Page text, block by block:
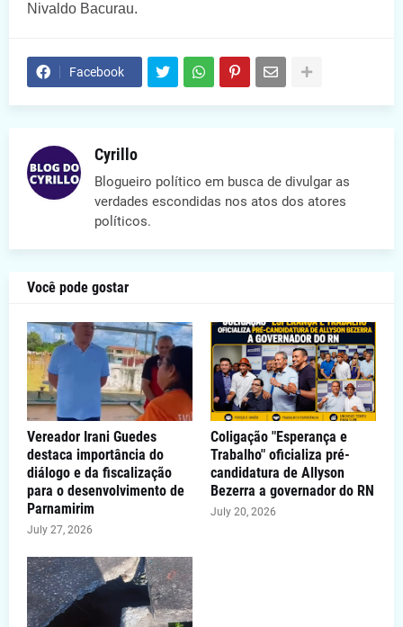
Nivaldo Bacurau.
Facebook
Cyrillo
Blogueiro político em busca de divulgar as
verdades escondidas nos atos dos atores
políticos.
Você pode gostar
Vereador Irani Guedes
destaca importância do
diálogo e da fiscalização
para o desenvolvimento de
Parnamirim
July 27, 2026
Coligação "Esperança e
Trabalho" oficializa pré-
candidatura de Allyson
Bezerra a governador do RN
July 20, 2026